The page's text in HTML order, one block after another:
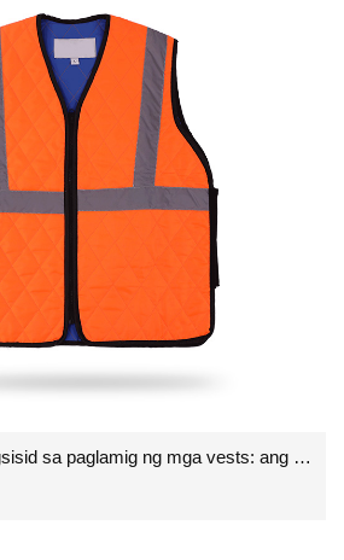
Isang malalim na pagsisid sa paglamig ng mga vests: ang bagong-edad na teknolohiya para sa pagtalo sa init